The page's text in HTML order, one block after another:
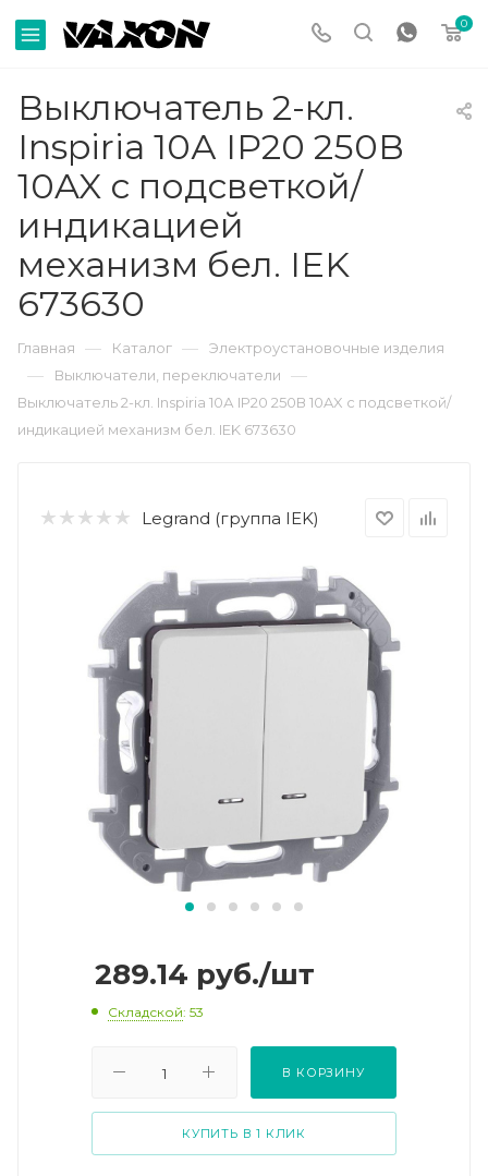
0
Выключатель 2-кл.
Inspiria 10А IP20 250В
10AX с подсветкой/
индикацией
механизм бел. IEK
673630
Главная — Каталог — Электроустановочные изделия
— Выключатели, переключатели —
Выключатель 2-кл. Inspiria 10А IP20 250В 10AX с подсветкой/
индикацией механизм бел. IEK 673630
Legrand (группа IEK)
289.14 руб./шт
Складской: 53
В КОРЗИНУ
КУПИТЬ В 1 КЛИК